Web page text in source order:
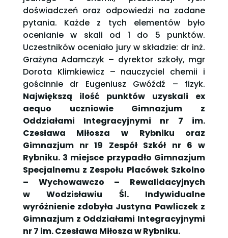
doświadczeń oraz odpowiedzi na zadane
pytania. Każde z tych elementów było
ocenianie w skali od 1 do 5 punktów.
Uczestników oceniało jury w składzie: dr inż.
Grażyna Adamczyk – dyrektor szkoły, mgr
Dorota Klimkiewicz – nauczyciel chemii i
gościnnie dr Eugeniusz Gwóźdź – fizyk.
Największą ilość punktów uzyskali ex
aequo uczniowie Gimnazjum z
Oddziałami Integracyjnymi nr 7 im.
Czesława Miłosza w Rybniku oraz
Gimnazjum nr 19 Zespół Szkół nr 6 w
Rybniku. 3 miejsce przypadło Gimnazjum
Specjalnemu z Zespołu Placówek Szkolno
– Wychowawczo – Rewalidacyjnych
w Wodzisławiu Śl. Indywidualne
wyróżnienie zdobyła Justyna Pawliczek z
Gimnazjum z Oddziałami Integracyjnymi
nr 7 im. Czesława Miłosza w Rybniku.